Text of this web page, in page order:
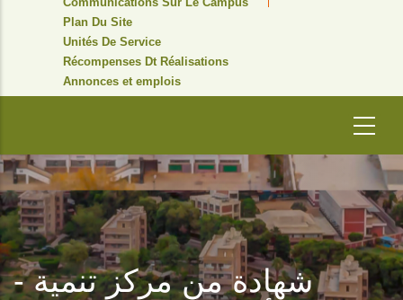
Communications Sur Le Campus
Plan Du Site
Unités De Service
Récompenses Dt Réalisations
Annonces et emplois
- شهادة من مركز تنمية